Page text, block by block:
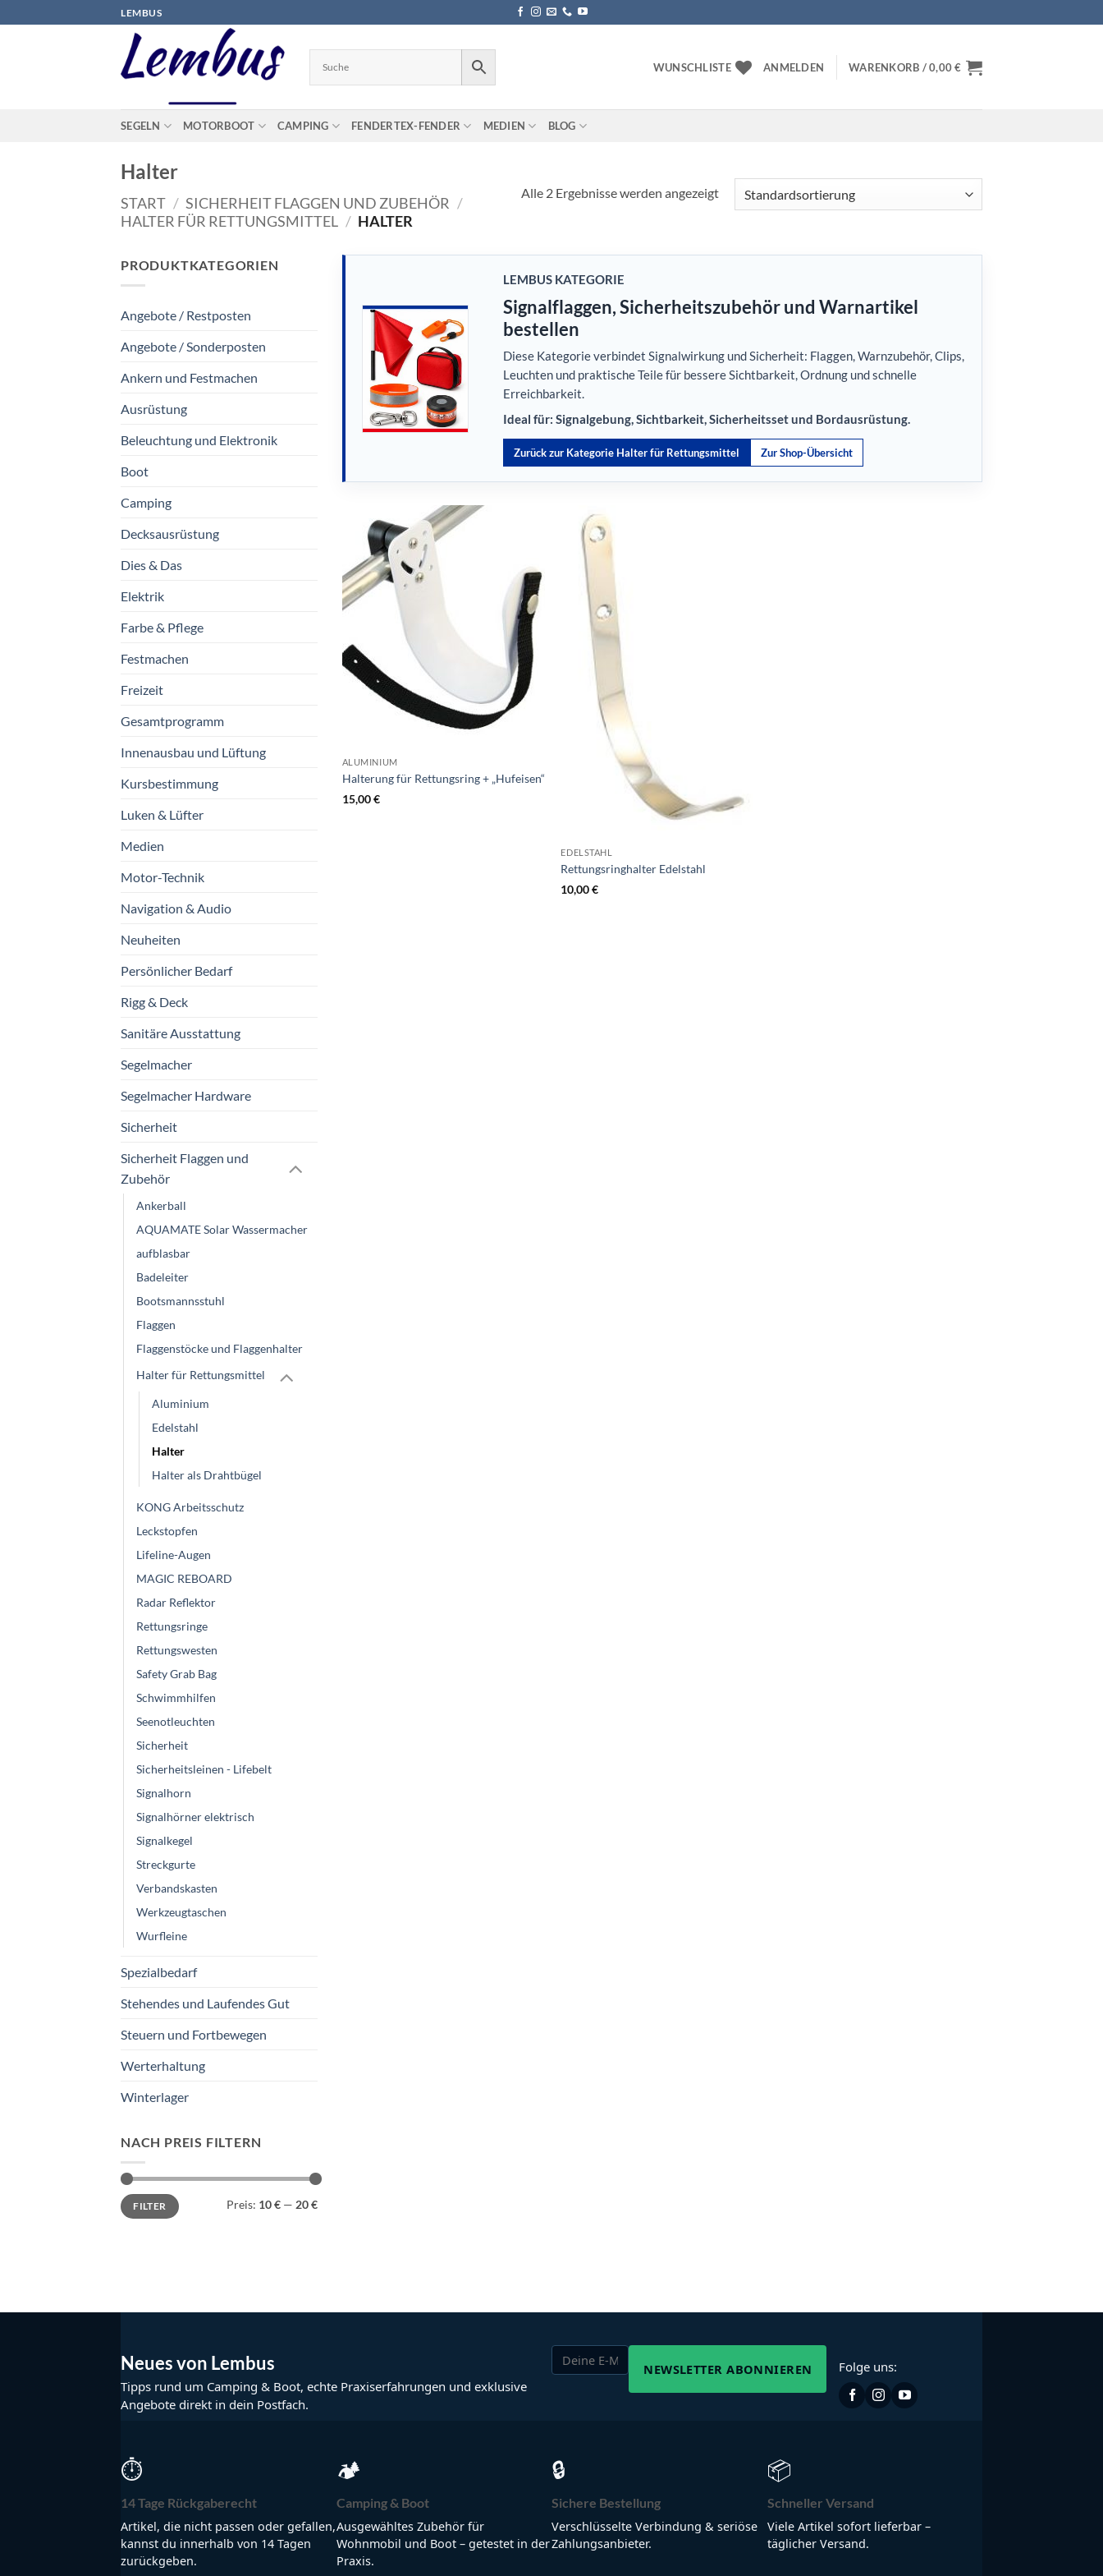
Inhalt
LEMBUS
WUNSCHLISTE ANMELDEN WARENKORB /0,00€
SEGELN MOTORBOOT CAMPING FENDERTEX-FENDER MEDIEN BLOG
Halter
START / SICHERHEIT FLAGGEN UND ZUBEHÖR /
HALTER FÜR RETTUNGSMITTEL / HALTER
Alle 2 Ergebnisse werden angezeigt
PRODUKTKATEGORIEN
Angebote / Restposten
Angebote / Sonderposten
Ankern und Festmachen
Ausrüstung
Beleuchtung und Elektronik
Boot
Camping
Decksausrüstung
Dies & Das
Elektrik
Farbe & Pflege
Festmachen
Freizeit
Gesamtprogramm
Innenausbau und Lüftung
Kursbestimmung
Luken & Lüfter
Medien
Motor-Technik
Navigation & Audio
Neuheiten
Persönlicher Bedarf
Rigg & Deck
Sanitäre Ausstattung
Segelmacher
Segelmacher Hardware
Sicherheit
Sicherheit Flaggen und
Zubehör
Ankerball
AQUAMATE Solar Wassermacher
aufblasbar
Badeleiter
Bootsmannsstuhl
Flaggen
Flaggenstöcke und Flaggenhalter
Halter für Rettungsmittel
Aluminium
Edelstahl
Halter
Halter als Drahtbügel
KONG Arbeitsschutz
Leckstopfen
Lifeline-Augen
MAGIC REBOARD
Radar Reflektor
Rettungsringe
Rettungswesten
Safety Grab Bag
Schwimmhilfen
Seenotleuchten
Sicherheit
Sicherheitsleinen - Lifebelt
Signalhorn
Signalhörner elektrisch
Signalkegel
Streckgurte
Verbandskasten
Werkzeugtaschen
Wurfleine
Spezialbedarf
Stehendes und Laufendes Gut
Steuern und Fortbewegen
Werterhaltung
Winterlager
NACH PREIS FILTERN
Min.
Preis
Max.
PreisFILTER Preis: 10 € — 20 €
LEMBUS KATEGORIE
Signalflaggen, Sicherheitszubehör und Warnartikel
bestellen
Diese Kategorie verbindet Signalwirkung und Sicherheit: Flaggen, Warnzubehör, Clips,
Leuchten und praktische Teile für bessere Sichtbarkeit, Ordnung und schnelle
Erreichbarkeit.
Ideal für: Signalgebung, Sichtbarkeit, Sicherheitsset und Bordausrüstung.
Zurück zur Kategorie Halter für Rettungsmittel Zur Shop-Übersicht
ALUMINIUM
Halterung für Rettungsring + „Hufeisen“
15,00€
EDELSTAHL
Rettungsringhalter Edelstahl
10,00€
Neues von Lembus
Tipps rund um Camping & Boot, echte Praxiserfahrungen und exklusive
Angebote direkt in dein Postfach.
NEWSLETTER ABONNIEREN Folge uns:
⏱
14 Tage Rückgaberecht
Artikel, die nicht passen oder gefallen,
kannst du innerhalb von 14 Tagen
zurückgeben.
🏕
Camping & Boot
Ausgewähltes Zubehör für
Wohnmobil und Boot – getestet in der
Praxis.
🔒
Sichere Bestellung
Verschlüsselte Verbindung & seriöse
Zahlungsanbieter.
📦
Schneller Versand
Viele Artikel sofort lieferbar –
täglicher Versand.